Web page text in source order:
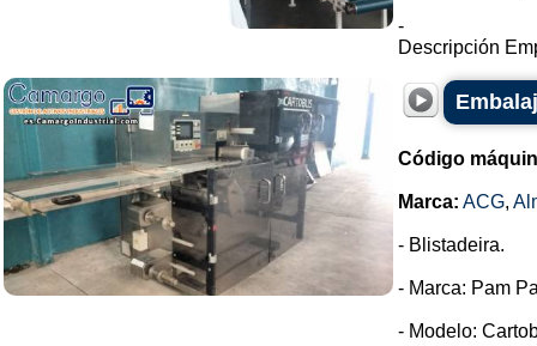
-
Descripción
Código
Marca: ACG,
- Blistadeira.
- Marca: Pam
- Modelo: